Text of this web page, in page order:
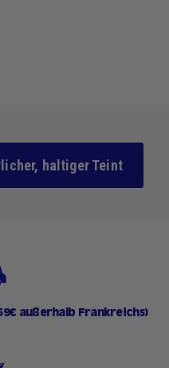
haltiger Teint
außerhalb Frankreichs)